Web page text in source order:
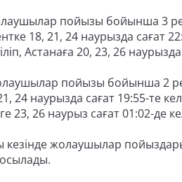
пойызы бойынша 3
18, 21, 24 наурызда сағат
Астанаға 20, 23, 26 наурызда
пойызы бойынша 2
24 наурызда сағат 19:55-те
23, 26 наурыз сағат 01:02-де
жолаушылар